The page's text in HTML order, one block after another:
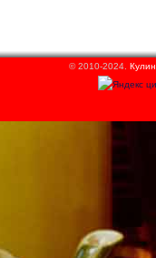
© 2010-2024.